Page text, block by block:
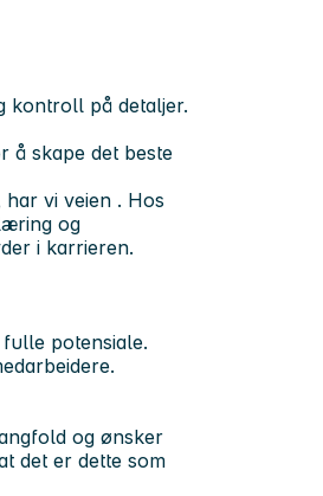
kontroll på detaljer.
å skape det beste
har vi veien . Hos
og
i karrieren.
potensiale.
og ønsker
det er dette som